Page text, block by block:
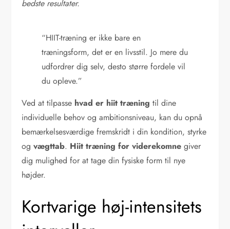
bedste resultater.
“HIIT-træning er ikke bare en
træningsform, det er en livsstil. Jo mere du
udfordrer dig selv, desto større fordele vil
du opleve.”
Ved at tilpasse hvad er hiit træning til dine
individuelle behov og ambitionsniveau, kan du opnå
bemærkelsesværdige fremskridt i din kondition, styrke
ogvægttab. Hiit træning for viderekomne giver
dig mulighed for at tage din fysiske form til nye
højder.
Kortvarige høj-intensitets